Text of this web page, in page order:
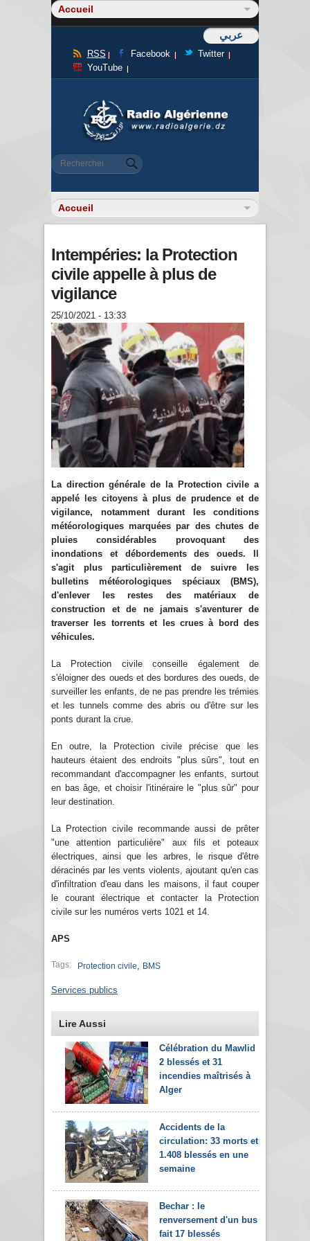
عربي
RSS Facebook
Twitter
YouTube
Formulaire de recherche
Rechercher
Intempéries: la Protection
civile appelle à plus de
vigilance
25/10/2021 - 13:33
La direction générale de la Protection civile a
appelé les citoyens à plus de prudence et de
vigilance, notamment durant les conditions
météorologiques marquées par des chutes de
pluies considérables provoquant des
inondations et débordements des oueds. Il
s'agit plus particulièrement de suivre les
bulletins météorologiques spéciaux (BMS),
d'enlever les restes des matériaux de
construction et de ne jamais s'aventurer de
traverser les torrents et les crues à bord des
véhicules.
La Protection civile conseille également de
s'éloigner des oueds et des bordures des oueds, de
surveiller les enfants, de ne pas prendre les trémies
et les tunnels comme des abris ou d'être sur les
ponts durant la crue.
En outre, la Protection civile précise que les
hauteurs étaient des endroits "plus sûrs", tout en
recommandant d'accompagner les enfants, surtout
en bas âge, et choisir l'itinéraire le "plus sûr" pour
leur destination.
La Protection civile recommande aussi de prêter
"une attention particulière" aux fils et poteaux
électriques, ainsi que les arbres, le risque d'être
déracinés par les vents violents, ajoutant qu'en cas
d'infiltration d'eau dans les maisons, il faut couper
le courant électrique et contacter la Protection
civile sur les numéros verts 1021 et 14.
APS
Tags: Protection civile BMS
Services publics
Lire Aussi
Célébration du Mawlid :
2 blessés et 31
incendies maîtrisés à
Alger
Accidents de la
circulation: 33 morts et
1.408 blessés en une
semaine
Bechar : le
renversement d'un bus
fait 17 blessés